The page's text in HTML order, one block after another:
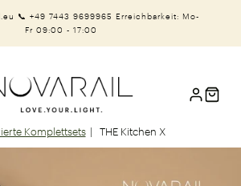
📞 +49 7443 9699965 Erreichbarkeit: Mo-
Fr 09:00 - 17:00
Komplettsets THE Kitchen X